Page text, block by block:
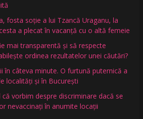
fosta soție a lui Tzancă Uraganu, la
a plecat în vacanță cu o altă femeie
mai transparentă și să respecte
ordinea rezultatelor unei căutări?
în câteva minute. O furtună puternică a
localități și în București
vorbim despre discriminare dacă se
nevaccinați în anumite locații